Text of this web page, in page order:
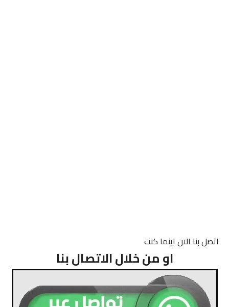
اتصل بنا الان اينما كنت
او من خلال الاتصال بنا